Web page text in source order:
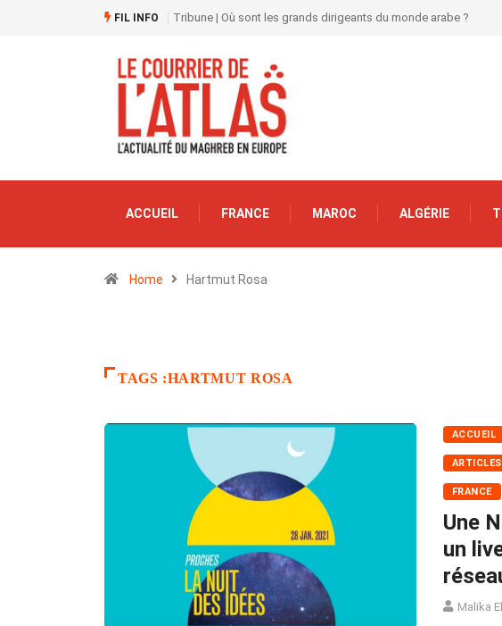
FIL INFO Tribune | Où sont les grands dirigeants du monde arabe ?
ACCUEIL FRANCE MAROC ALGÉRIE
Home Hartmut Rosa
TAGS :HARTMUT ROSA
ACCUEIL
FRANCE
Une
un
Malika